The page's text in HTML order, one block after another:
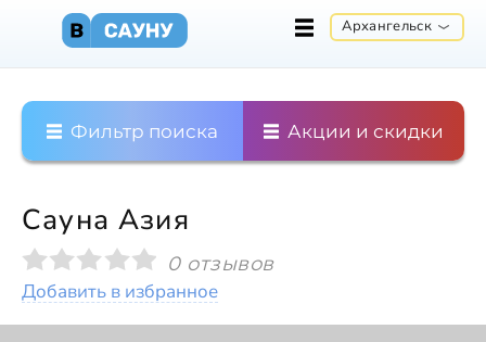
Архангельск
Фильтр поиска Акции и скидки
Сауна Азия
0 отзывов
Добавить в избранное